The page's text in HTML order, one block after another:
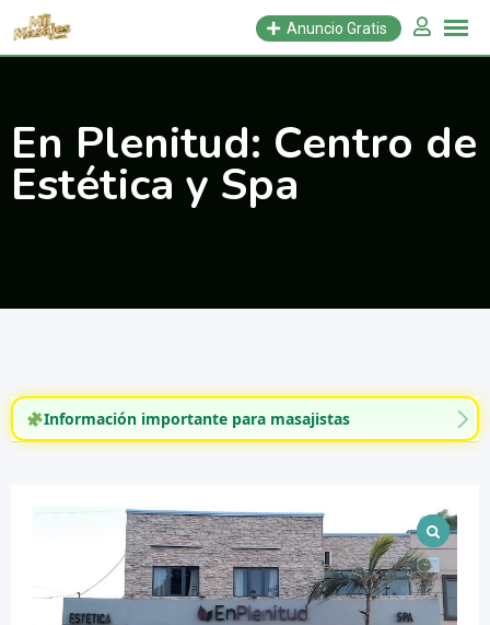
Saltar
Anuncio Gratis
En Plenitud: Centro de
Estética y Spa
Información importante para masajistas